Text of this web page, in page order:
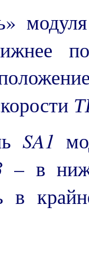
SA1
– в
в